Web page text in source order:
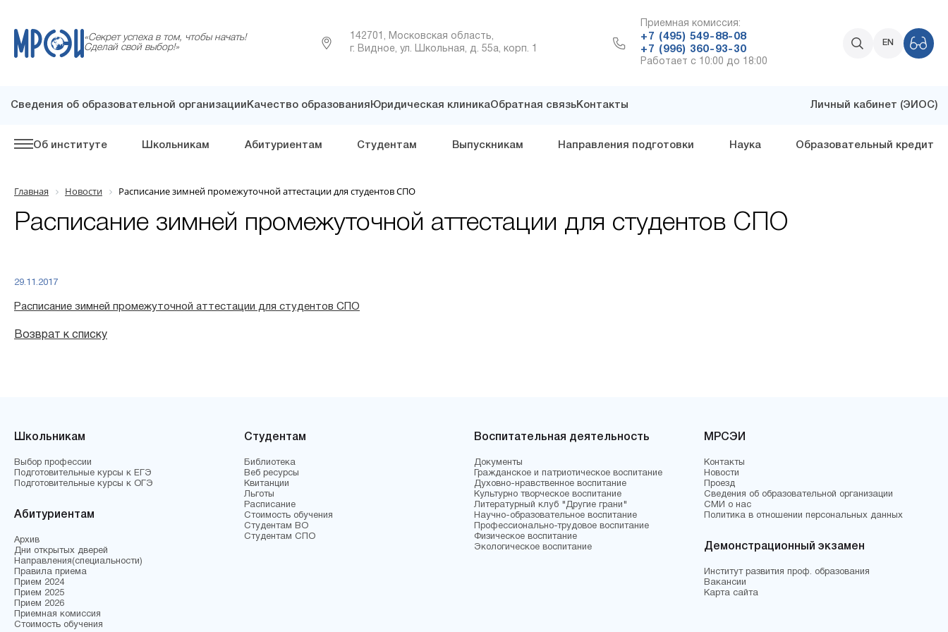
«Секрет успеха в том, чтобы начать!
Сделай свой выбор!»
142701, Московская область,
г. Видное, ул. Школьная, д. 55а, корп. 1
Приемная комиссия:
+7 (495) 549-88-08
+7 (996) 360-93-30
Работает с 10:00 до 18:00
EN
Сведения об образовательной организации Качество образования Юридическая клиникаОбратная связьКонтакты Личный кабинет (ЭИОС)
Об институте Школьникам Абитуриентам Студентам Выпускникам Направления подготовки Наука Образовательный кредит
Главная Новости Расписание зимней промежуточной аттестации для студентов СПО
Расписание зимней промежуточной аттестации для студентов СПО
29.11.2017
Расписание зимней промежуточной аттестации для студентов СПО
Возврат к списку
Школьникам
Выбор профессии
Подготовительные курсы к ЕГЭ
Подготовительные курсы к ОГЭ
Абитуриентам
Архив
Дни открытых дверей
Направления(специальности)
Правила приема
Прием 2024
Прием 2025
Прием 2026
Приемная комиссия
Стоимость обучения
Студентам
Библиотека
Веб ресурсы
Квитанции
Льготы
Расписание
Стоимость обучения
Студентам ВО
Студентам СПО
Воспитательная деятельность
Документы
Гражданское и патриотическое воспитание
Духовно-нравственное воспитание
Культурно творческое воспитание
Литературный клуб "Другие грани"
Научно-образовательное воспитание
Профессионально-трудовое воспитание
Физическое воспитание
Экологическое воспитание
МРСЭИ
Контакты
Новости
Проезд
Сведения об образовательной организации
СМИ о нас
Политика в отношении персональных данных
Демонстрационный экзамен
Институт развития проф. образования
Вакансии
Карта сайта